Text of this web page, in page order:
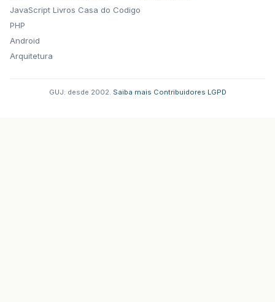
JavaScript
PHP
Android
Arquitetura
Livros Casa do Codigo
GUJ: desde 2002. Saiba mais Contribuidores LGPD